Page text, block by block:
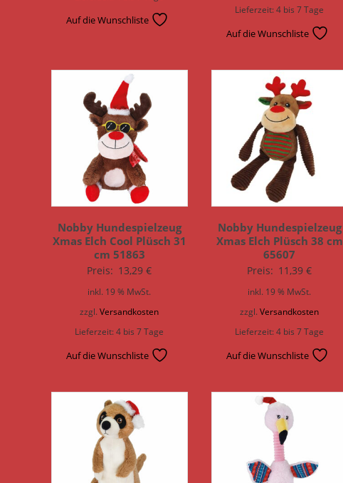
Auf die Wunschliste
Lieferzeit:4 bis 7 Tage
Auf die Wunschliste
Nobby Hundespielzeug
Xmas Elch Cool Plüsch 31
cm 51863
Preis: 13,29€
inkl. 19 % MwSt.
zzgl.Versandkosten
Lieferzeit:4 bis 7 Tage
Auf die Wunschliste
Nobby Hundespielzeug
Xmas Elch Plüsch 38 cm
65607
Preis: 11,39€
inkl. 19 % MwSt.
zzgl.Versandkosten
Lieferzeit:4 bis 7 Tage
Auf die Wunschliste